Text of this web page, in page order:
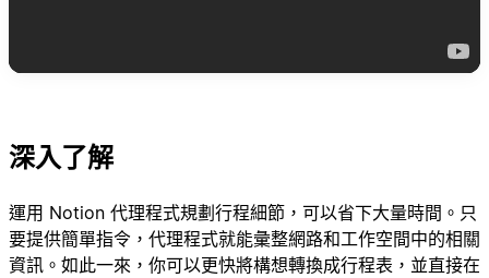
深入了解
運用 Notion 代理程式規劃行程細節，可以省下大量時間。只
要提供簡單指令，代理程式就能彙整網路和工作空間中的相關
資訊。如此一來，你可以更快將構想轉換成行程表，並直接在